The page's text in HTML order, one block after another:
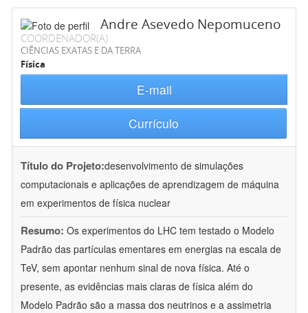
Andre Asevedo Nepomuceno
COORDENADOR(A)
CIÊNCIAS EXATAS E DA TERRA
Física
E-mail
Currículo
Título do Projeto:desenvolvimento de simulações
computacionais e aplicações de aprendizagem de máquina
em experimentos de física nuclear
Resumo: Os experimentos do LHC tem testado o Modelo
Padrão das partículas ementares em energias na escala de
TeV, sem apontar nenhum sinal de nova física. Até o
presente, as evidências mais claras de física além do
Modelo Padrão são a massa dos neutrinos e a assimetria